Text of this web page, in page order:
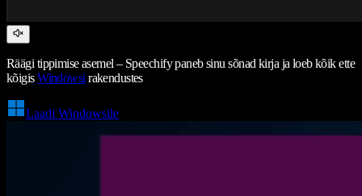
Räägi tippimise asemel – Speechify paneb sinu sõnad kirja ja loeb kõik ette
kõigisWindowsi rakendustes
Laadi Windowsile